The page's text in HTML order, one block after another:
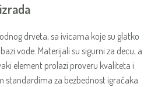
drveta, sa ivicama koje su glatko
vode. Materijali su sigurni za decu, a
element prolazi proveru kvaliteta i
standardima za bezbednost igračaka.